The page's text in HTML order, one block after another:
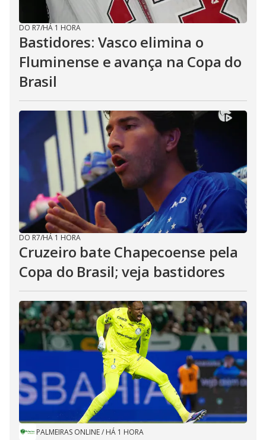
DO R7/HÁ 1 HORA
Bastidores: Vasco elimina o
Fluminense e avança na Copa do
Brasil
DO R7/HÁ 1 HORA
Cruzeiro bate Chapecoense pela
Copa do Brasil; veja bastidores
PALMEIRAS ONLINE/ HÁ 1 HORA